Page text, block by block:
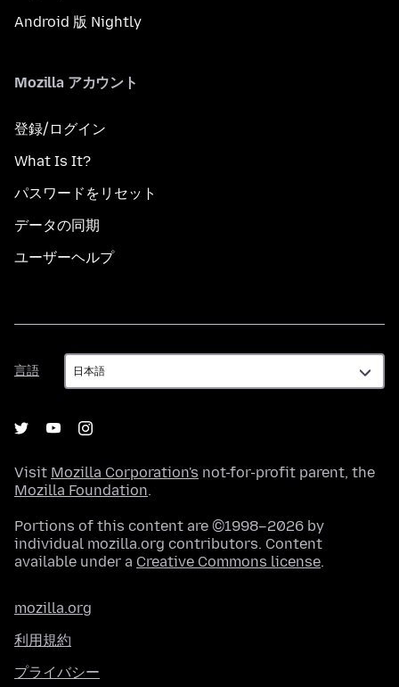
Android 版 Nightly
Mozilla アカウント
登録/ログイン
What Is It?
パスワードをリセット
データの同期
ユーザーヘルプ
言語
言
語
Visit Mozilla Corporation's not-for-profit parent, the
Mozilla Foundation.
Portions of this content are ©1998–2026 by
individual mozilla.org contributors. Content
available under a Creative Commons license.
mozilla.org
利用規約
プライバシー